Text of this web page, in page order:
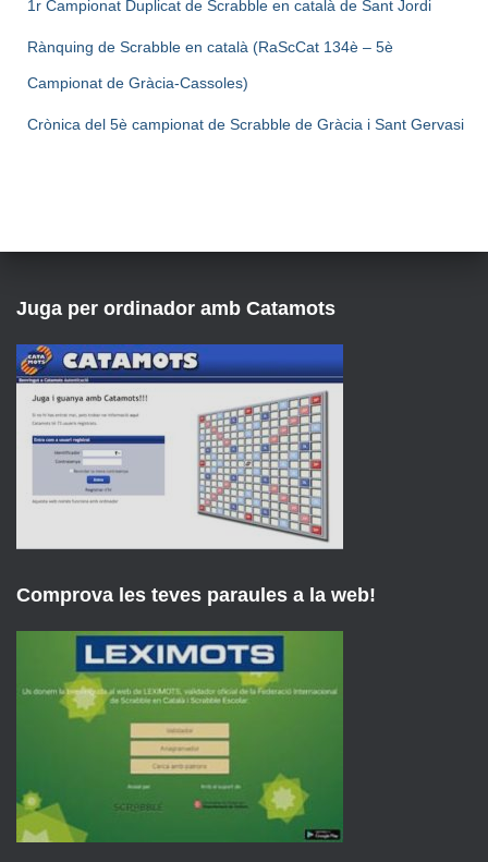
1r Campionat Duplicat de Scrabble en català de Sant Jordi
Rànquing de Scrabble en català (RaScCat 134è – 5è
Campionat de Gràcia-Cassoles)
Crònica del 5è campionat de Scrabble de Gràcia i Sant Gervasi
Juga per ordinador amb Catamots
Comprova les teves paraules a la web!